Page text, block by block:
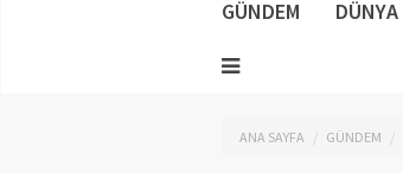
GÜNDEM DÜNYA
ANA SAYFA GÜNDEM